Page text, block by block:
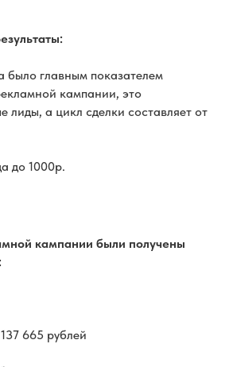
было главным показателем
кампании, это
лиды, а цикл сделки составляет от
до 1000р.
кампании были получены
665 рублей